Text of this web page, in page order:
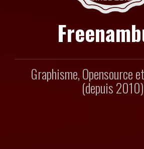
Graphisme, Opensource
(depuis 2010)